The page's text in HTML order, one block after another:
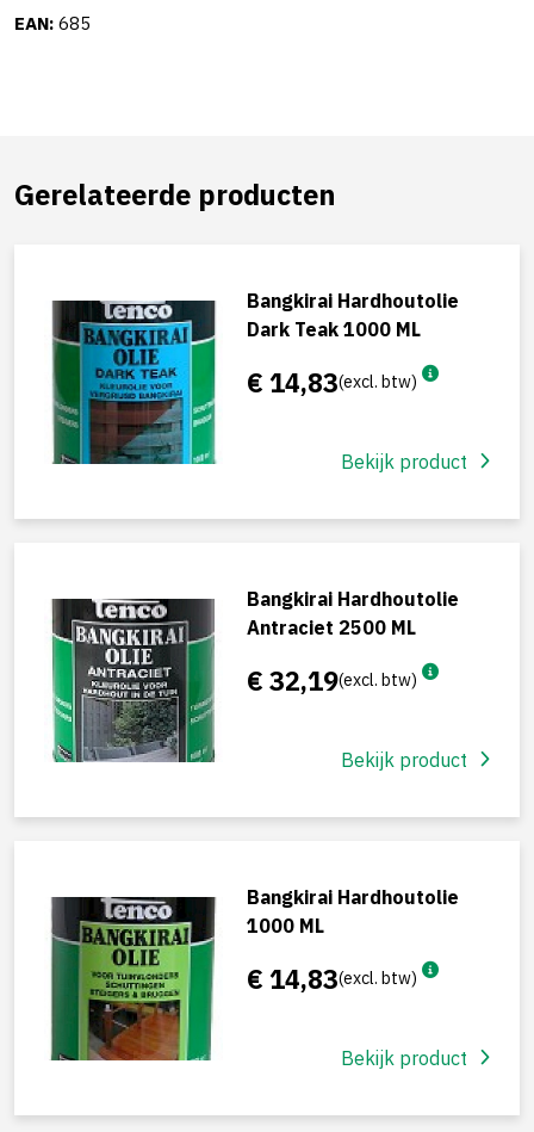
EAN: 685
Gerelateerde producten
Bangkirai Hardhoutolie
Dark Teak 1000 ML
€ 14,83(excl. btw)
Bekijk product
Bangkirai Hardhoutolie
Antraciet 2500 ML
€ 32,19(excl. btw)
Bekijk product
Bangkirai Hardhoutolie
1000 ML
€ 14,83(excl. btw)
Bekijk product